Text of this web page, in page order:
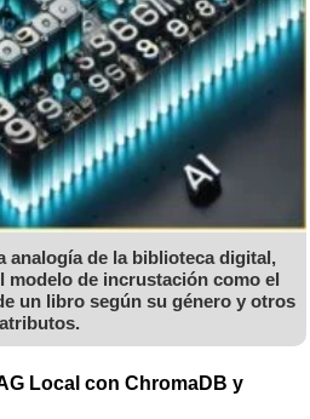
analogía de la biblioteca digital,
modelo de incrustación como el
un libro según su género y otros
atributos.
Local con ChromaDB y